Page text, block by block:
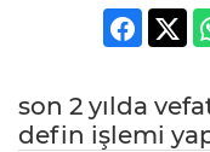
son 2 yılda
defin işlemi